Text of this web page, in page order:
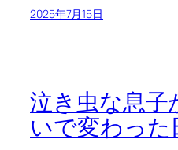
2025年7月15日
泣き虫な息子
いで変わった